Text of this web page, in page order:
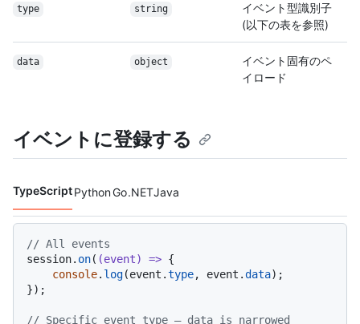
type string
イベント型識別子
(以下の表を参照)
data object
イベント固有のペ
イロード
イベントに登録する
コード言語 navigation
TypeScriptPythonGo.NETJava
// All events
session. on( (event) => {
console. log(event.type, event.data);
});
// Specific event type — data is narrowed